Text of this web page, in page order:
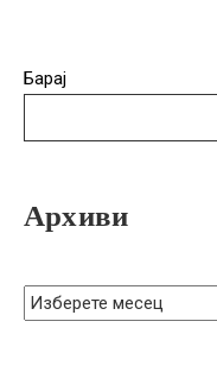
ГРИЖА
НАБАВКИ
Барај
Архиви